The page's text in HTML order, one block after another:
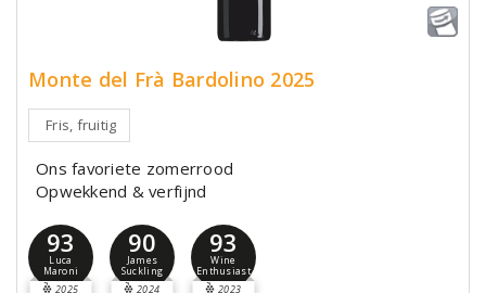
Monte del Frà Bardolino 2025
Fris, fruitig
Ons favoriete zomerrood
Opwekkend & verfijnd
93
Luca
Maroni
2025
90
James
Suckling
2024
93
Wine
Enthusiast
2023